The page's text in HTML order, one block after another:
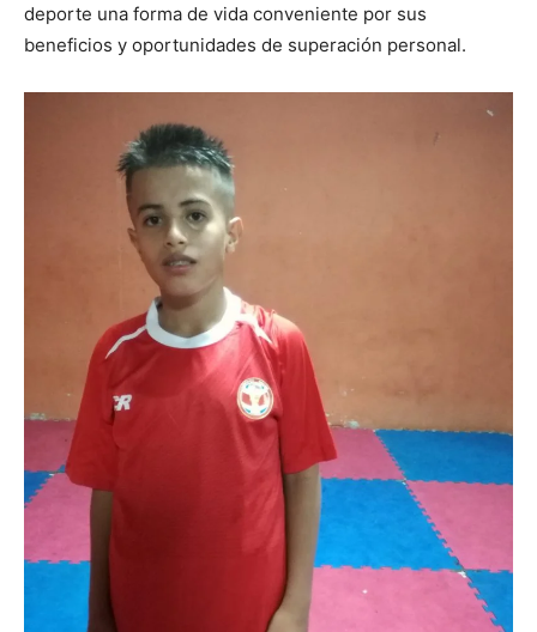
deporte una forma de vida conveniente por sus
beneficios y oportunidades de superación personal.